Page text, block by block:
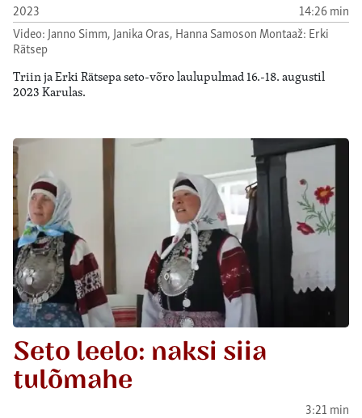
2023
14:26 min
Video: Janno Simm, Janika Oras, Hanna Samoson Montaaž: Erki
Rätsep
Triin ja Erki Rätsepa seto-võro laulupulmad 16.-18. augustil
2023 Karulas.
Seto leelo: naksi siia
tulõmahe
3:21 min